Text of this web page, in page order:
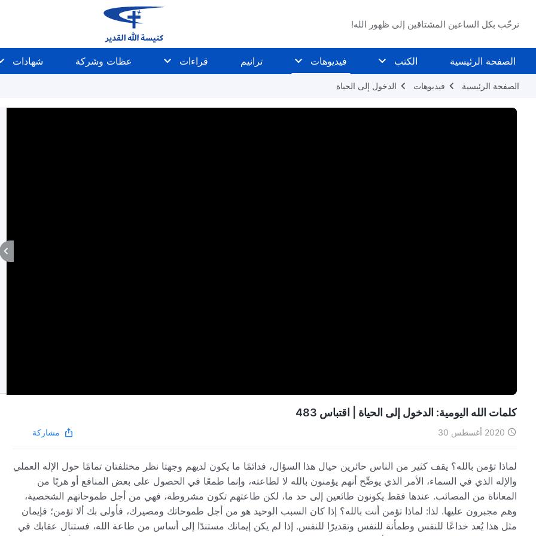
نرحّب بكل الساعين المشتاقين إلى ظهور الله!
الصفحة الرئيسية الكتب فيديوهات ترانيم قراءات عظات وشركة شهادات
الصفحة الرئيسية فيديوهات الدخول إلى الحياة
كلمات الله اليومية: الدخول إلى الحياة | اقتباس 483
2020 أغسطس 30 مشاركة
لماذا تؤمن بالله؟ يقف كثير من الناس حائرين حيال هذا السؤال، فدائمًا ما يكون لديهم وجهتا نظر مختلفتان تمامًا حول الإله العملي
والإله الذي في السماء، الأمر الذي يوضِّح أنهم يؤمنون بالله لا لطاعته، وإنما طمعًا في الحصول على بعض المنافع أو هربًا من
المعاناة من المصائب. عندها فقط يكونون طائعين إلى حد ما، لكن طاعتهم تكون مشروطة، فهي من أجل طموحاتهم الشخصية،
وهم مجبرون عليها. لذا: لماذا تؤمن أنت بالله؟ إذا كان السبب الوحيد هو من أجل طموحاتك ومصيرك، فأولى بك ألا تؤمن؛ فإيمان
مثل هذا يُعد خداعًا للنفس وطمأنة للنفس وتقديرًا للنفس. إذا لم يكن إيمانك مستندًا إلى أساس من طاعة الله، فستنال عقابك في